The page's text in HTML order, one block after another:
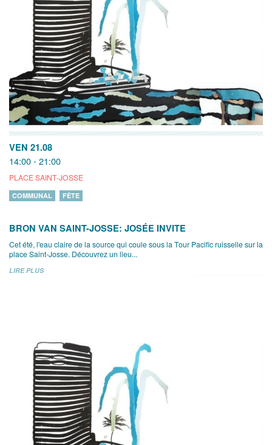
VEN 21.08
14:00 - 21:00
PLACE SAINT-JOSSE
COMMUNAL FÊTE
BRON VAN SAINT-JOSSE: JOSÉE INVITE
Cet été, l'eau claire de la source qui coule sous la Tour Pacific ruisselle sur la
place Saint-Josse. Découvrez un lieu...
LIRE PLUS